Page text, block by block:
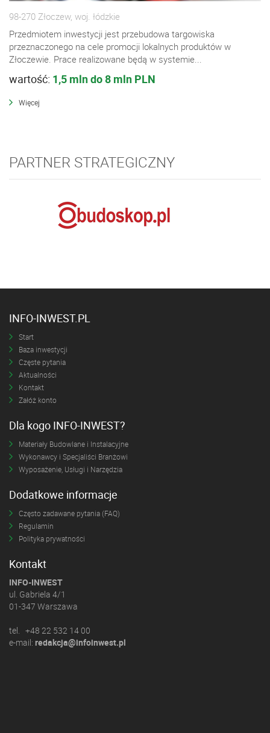
98-270 Złoczew, woj. łódzkie
Przedmiotem inwestycji jest przebudowa targowiska
przeznaczonego na cele promocji lokalnych produktów w
Złoczewie. Prace realizowane będą w systemie...
wartość: 1,5 mln do 8 mln PLN
Więcej
PARTNER STRATEGICZNY
INFO-INWEST.PL
Start
Baza inwestycji
Częste pytania
Aktualności
Kontakt
Załóż konto
Dla kogo INFO-INWEST?
Materiały Budowlane i Instalacyjne
Wykonawcy i Specjaliści Branżowi
Wyposażenie, Usługi i Narzędzia
Dodatkowe informacje
Często zadawane pytania (FAQ)
Regulamin
Polityka prywatności
Kontakt
INFO-INWEST
ul. Gabriela 4/1
01-347 Warszawa
tel. +48 22 532 14 00
e-mail: redakcja@infoinwest.pl